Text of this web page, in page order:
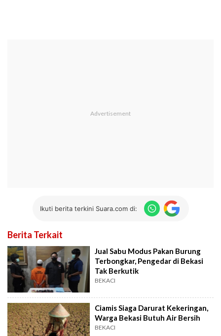
Ikuti berita terkini Suara.com di:
Berita Terkait
Jual Sabu Modus Pakan Burung
Terbongkar, Pengedar di Bekasi
Tak Berkutik
BEKACI
Ciamis Siaga Darurat Kekeringan,
Warga Bekasi Butuh Air Bersih
BEKACI